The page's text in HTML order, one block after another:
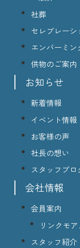
社葬
セレブレー
エンバーミン
供物のご案内
お知らせ
新着情報
イベント情報
お客様の声
社長の想い
スタッフブロ
会社情報
会員案内
リンクモ
スタッフ紹介